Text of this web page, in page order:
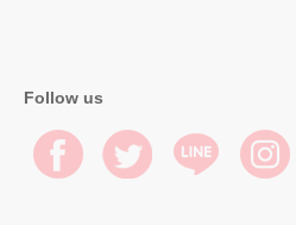
Follow us